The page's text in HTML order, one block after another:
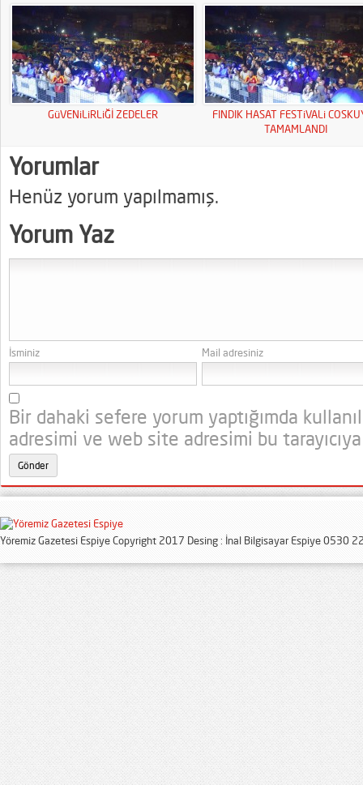
GüVENiLiRLiĞİ ZEDELER
FINDIK HASAT FESTiVALi
TAMAMLANDI
Yorumlar
Henüz yorum yapılmamış.
Yorum Yaz
İsminiz Mail adresiniz
Bir dahaki sefere yorum yaptığımda
adresimi ve web site adresimi bu
Yöremiz Gazetesi Espiye Copyright 2017 Desing : İnal Bilgisayar Espiye 0530